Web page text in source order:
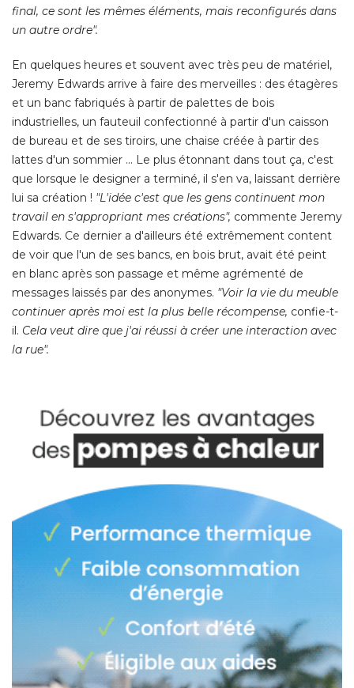
final, ce sont les mêmes éléments, mais reconfigurés dans
un autre ordre".
En quelques heures et souvent avec très peu de matériel,
Jeremy Edwards arrive à faire des merveilles : des étagères
et un banc fabriqués à partir de palettes de bois
industrielles, un fauteuil confectionné à partir d'un caisson
de bureau et de ses tiroirs, une chaise créée à partir des
lattes d'un sommier ... Le plus étonnant dans tout ça, c'est
que lorsque le designer a terminé, il s'en va, laissant derrière
lui sa création ! "L'idée c'est que les gens continuent mon
travail en s'appropriant mes créations", commente Jeremy
Edwards. Ce dernier a d'ailleurs été extrêmement content
de voir que l'un de ses bancs, en bois brut, avait été peint
en blanc après son passage et même agrémenté de
messages laissés par des anonymes. "Voir la vie du meuble
continuer après moi est la plus belle récompense, confie-t-
il. Cela veut dire que j'ai réussi à créer une interaction avec
la rue".